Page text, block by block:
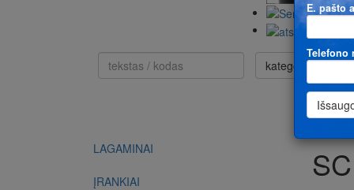
kategorija
LAGAMINAI
ĮRANKIAI
E. pašto
Telefono